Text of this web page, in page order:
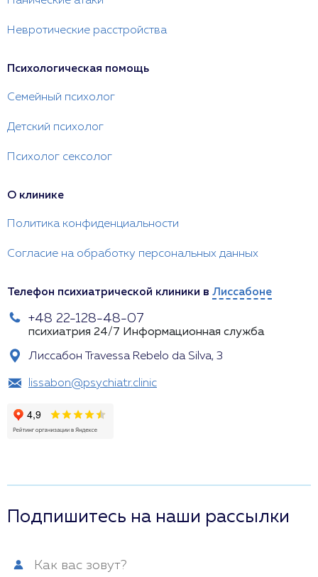
Невротические расстройства
Психологическая помощь
Семейный психолог
Детский психолог
Психолог сексолог
О клинике
Политика конфиденциальности
Согласие на обработку персональных данных
Телефон психиатрической клиники в Лиссабоне
+48 22-128-48-07
психиатрия 24/7 Информационная служба
Лиссабон Travessa Rebelo da Silva, 3
lissabon@psychiatr.clinic
Подпишитесь на наши рассылки